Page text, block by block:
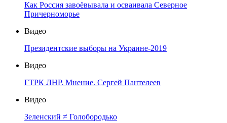
Как Россия завоёвывала и осваивала Северное
Причерноморье
Видео
Президентские выборы на Украине-2019
Видео
ГТРК ЛНР. Мнение. Сергей Пантелеев
Видео
Зеленский ≠ Голобородько